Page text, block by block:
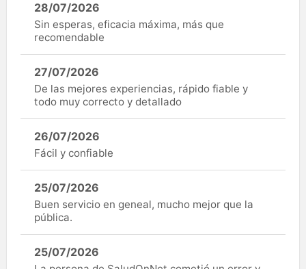
28/07/2026
Sin esperas, eficacia máxima, más que
recomendable
27/07/2026
De las mejores experiencias, rápido fiable y
todo muy correcto y detallado
26/07/2026
Fácil y confiable
25/07/2026
Buen servicio en geneal, mucho mejor que la
pública.
25/07/2026